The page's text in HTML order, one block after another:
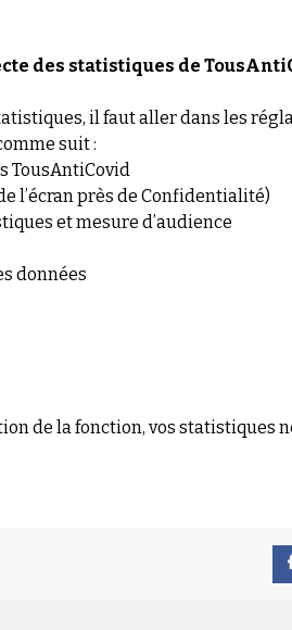
des statistiques de
il faut aller dans les
suit :
près de Confidentialité)
et mesure d’audience
données
de la fonction, vos statistiques